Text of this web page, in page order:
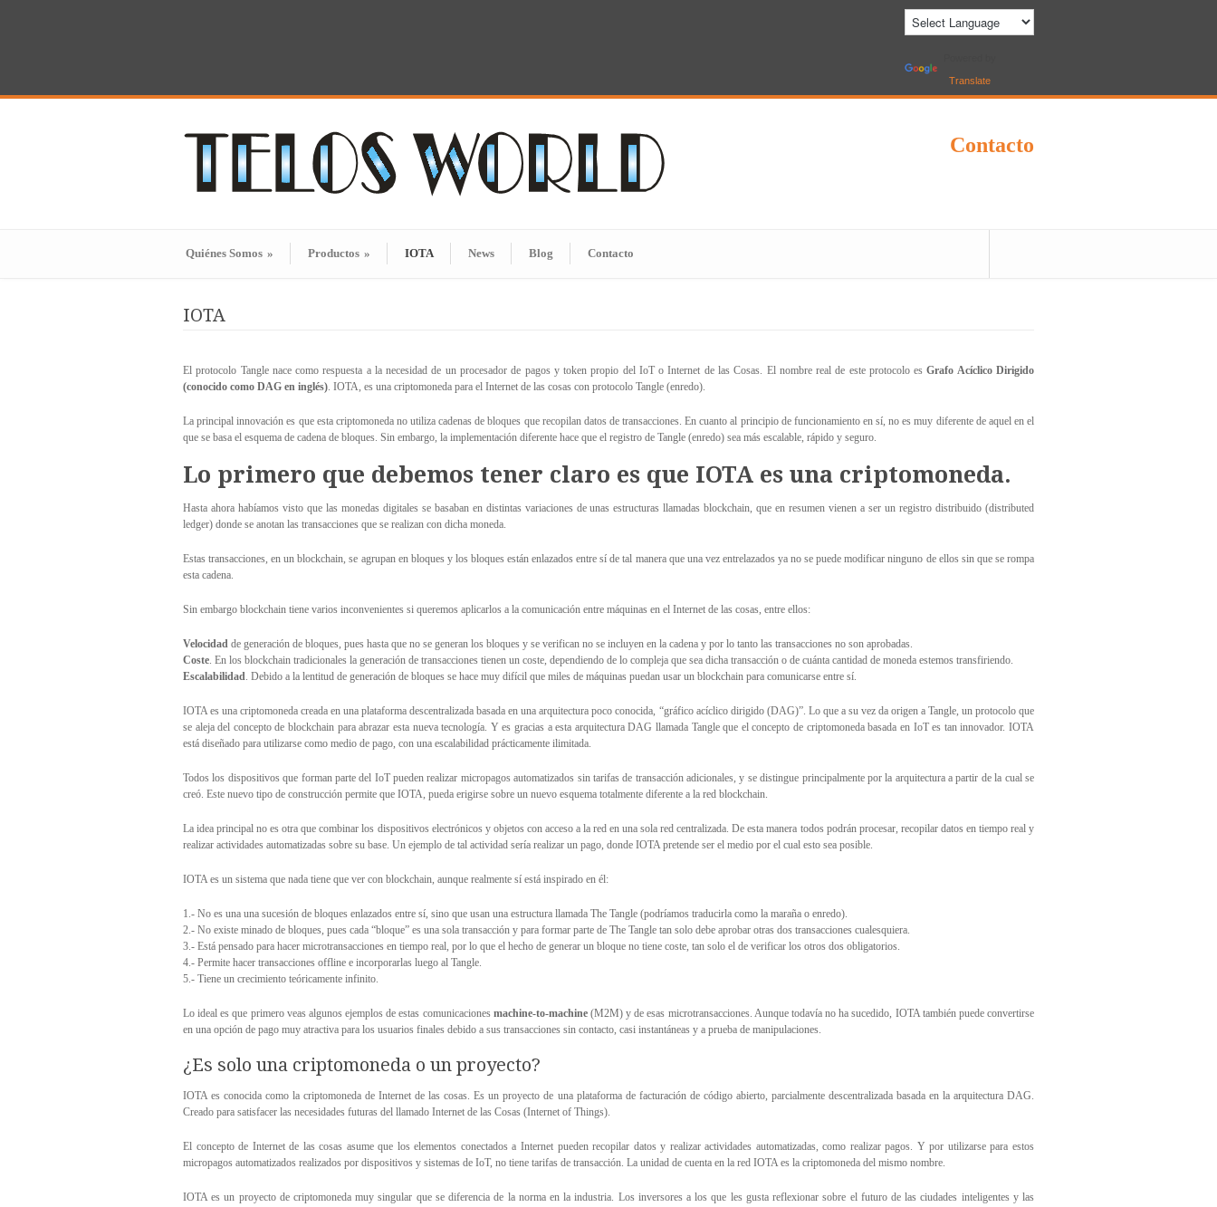
Translate
Contacto
Quiénes Somos » Productos » IOTA News Blog Contacto
IOTA
El protocolo Tangle nace como respuesta a la necesidad de un procesador de pagos y token propio del IoT o Internet de las Cosas. El nombre real de este protocolo esGrafo Acíclico Dirigido
(conocido como DAG en inglés). IOTA, es una criptomoneda para el Internet de las cosas con protocolo Tangle (enredo).
La principal innovación es que esta criptomoneda no utiliza cadenas de bloques que recopilan datos de transacciones. En cuanto al principio de funcionamiento en sí, no es muy diferente de aquel en el
que se basa el esquema de cadena de bloques. Sin embargo, la implementación diferente hace que el registro de Tangle (enredo) sea más escalable, rápido y seguro.
Lo primero que debemos tener claro es que IOTA es una criptomoneda.
Hasta ahora habíamos visto que las monedas digitales se basaban en distintas variaciones de unas estructuras llamadas blockchain, que en resumen vienen a ser un registro distribuido (distributed
ledger) donde se anotan las transacciones que se realizan con dicha moneda.
Estas transacciones, en un blockchain, se agrupan en bloques y los bloques están enlazados entre sí de tal manera que una vez entrelazados ya no se puede modificar ninguno de ellos sin que se rompa
esta cadena.
Sin embargo blockchain tiene varios inconvenientes si queremos aplicarlos a la comunicación entre máquinas en el Internet de las cosas, entre ellos:
Velocidad de generación de bloques, pues hasta que no se generan los bloques y se verifican no se incluyen en la cadena y por lo tanto las transacciones no son aprobadas.
Coste. En los blockchain tradicionales la generación de transacciones tienen un coste, dependiendo de lo compleja que sea dicha transacción o de cuánta cantidad de moneda estemos transfiriendo.
Escalabilidad. Debido a la lentitud de generación de bloques se hace muy difícil que miles de máquinas puedan usar un blockchain para comunicarse entre sí.
IOTA es una criptomoneda creada en una plataforma descentralizada basada en una arquitectura poco conocida, “gráfico acíclico dirigido (DAG)”. Lo que a su vez da origen a Tangle, un protocolo que
se aleja del concepto de blockchain para abrazar esta nueva tecnología. Y es gracias a esta arquitectura DAG llamada Tangle que el concepto de criptomoneda basada en IoT es tan innovador. IOTA
está diseñado para utilizarse como medio de pago, con una escalabilidad prácticamente ilimitada.
Todos los dispositivos que forman parte del IoT pueden realizar micropagos automatizados sin tarifas de transacción adicionales, y se distingue principalmente por la arquitectura a partir de la cual se
creó. Este nuevo tipo de construcción permite que IOTA, pueda erigirse sobre un nuevo esquema totalmente diferente a la red blockchain.
La idea principal no es otra que combinar los dispositivos electrónicos y objetos con acceso a la red en una sola red centralizada. De esta manera todos podrán procesar, recopilar datos en tiempo real y
realizar actividades automatizadas sobre su base. Un ejemplo de tal actividad sería realizar un pago, donde IOTA pretende ser el medio por el cual esto sea posible.
IOTA es un sistema que nada tiene que ver con blockchain, aunque realmente sí está inspirado en él:
1.- No es una una sucesión de bloques enlazados entre sí, sino que usan una estructura llamada The Tangle (podríamos traducirla como la maraña o enredo).
2.- No existe minado de bloques, pues cada “bloque” es una sola transacción y para formar parte de The Tangle tan solo debe aprobar otras dos transacciones cualesquiera.
3.- Está pensado para hacer microtransacciones en tiempo real, por lo que el hecho de generar un bloque no tiene coste, tan solo el de verificar los otros dos obligatorios.
4.- Permite hacer transacciones offline e incorporarlas luego al Tangle.
5.- Tiene un crecimiento teóricamente infinito.
Lo ideal es que primero veas algunos ejemplos de estas comunicaciones machine-to-machine(M2M) y de esas microtransacciones. Aunque todavía no ha sucedido, IOTA también puede convertirse
en una opción de pago muy atractiva para los usuarios finales debido a sus transacciones sin contacto, casi instantáneas y a prueba de manipulaciones.
¿Es solo una criptomoneda o un proyecto?
IOTA es conocida como la criptomoneda de Internet de las cosas. Es un proyecto de una plataforma de facturación de código abierto, parcialmente descentralizada basada en la arquitectura DAG.
Creado para satisfacer las necesidades futuras del llamado Internet de las Cosas (Internet of Things).
El concepto de Internet de las cosas asume que los elementos conectados a Internet pueden recopilar datos y realizar actividades automatizadas, como realizar pagos. Y por utilizarse para estos
micropagos automatizados realizados por dispositivos y sistemas de IoT, no tiene tarifas de transacción. La unidad de cuenta en la red IOTA es la criptomoneda del mismo nombre.
IOTA es un proyecto de criptomoneda muy singular que se diferencia de la norma en la industria. Los inversores a los que les gusta reflexionar sobre el futuro de las ciudades inteligentes y las